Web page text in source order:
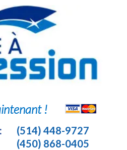
!
(514) 448-9727
(450) 868-0405